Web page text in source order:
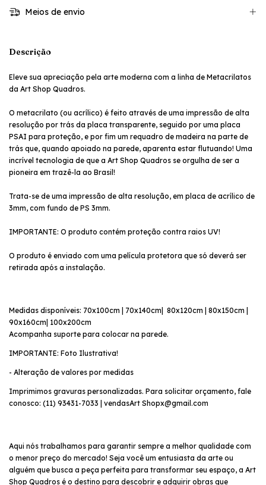
Meios de envio
Descrição
Eleve sua apreciação pela arte moderna com a linha de Metacrilatos
da Art Shop Quadros.
O metacrilato (ou acrílico) é feito através de uma impressão de alta
resolução por trás da placa transparente, seguido por uma placa
PSAI para proteção, e por fim um requadro de madeira na parte de
trás que, quando apoiado na parede, aparenta estar flutuando! Uma
incrível tecnologia de que a Art Shop Quadros se orgulha de ser a
pioneira em trazê-la ao Brasil!
Trata-se de uma impressão de alta resolução, em placa de acrílico de
3mm, com fundo de PS 3mm.
IMPORTANTE: O produto contém proteção contra raios UV!
O produto é enviado com uma película protetora que só deverá ser
retirada após a instalação.
Medidas disponíveis: 70x100cm | 70x140cm| 80x120cm | 80x150cm |
90x160cm| 100x200cm
Acompanha suporte para colocar na parede.
IMPORTANTE: Foto Ilustrativa!
- Alteração de valores por medidas
Imprimimos gravuras personalizadas. Para solicitar orçamento, fale
conosco: (11) 93431-7033 | vendasArt Shopx@gmail.com
Aqui nós trabalhamos para garantir sempre a melhor qualidade com
o menor preço do mercado! Seja você um entusiasta da arte ou
alguém que busca a peça perfeita para transformar seu espaço, a Art
Shop Quadros é o destino para descobrir e adquirir obras que